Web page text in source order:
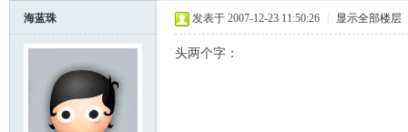
海蓝珠 发表于 2007-12-23 11:50:26 显示全部楼层
头两个字：